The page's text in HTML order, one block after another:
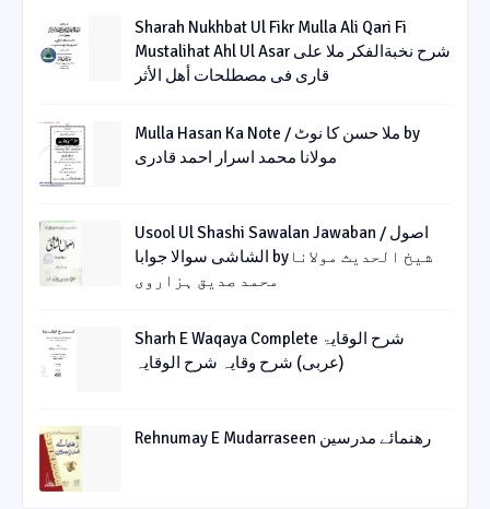
Sharah Nukhbat Ul Fikr Mulla Ali Qari Fi
Mustalihat Ahl Ul Asar شرح نخبةالفکر ملا علی
قاری فی مصطلحات أھل الأثر
Mulla Hasan Ka Note / ملا حسن کا نوٹ by
مولانا محمد اسرار احمد قادری
Usool Ul Shashi Sawalan Jawaban / اصول
الشاشی سوالا جوابا byشیخ الحدیث مولانا
محمد صدیق ہزاروی
Sharh E Waqaya Complete شرح الوقایۃ
(عربی) شرح وقایہ شرح الوقایہ
Rehnumay E Mudarraseen رهنمائے مدرسین